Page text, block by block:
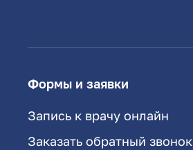
Формы и заявки
Запись к врачу онлайн
Заказать обратный звонок